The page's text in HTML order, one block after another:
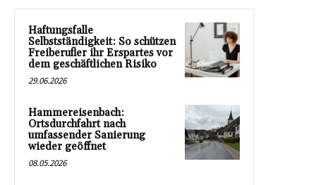
Haftungsfalle
Selbstständigkeit: So schützen
Freiberufler ihr Erspartes vor
dem geschäftlichen Risiko
29.06.2026
Hammereisenbach:
Ortsdurchfahrt nach
umfassender Sanierung
wieder geöffnet
08.05.2026